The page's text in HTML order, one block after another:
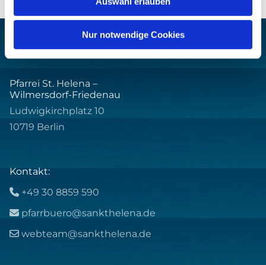
Nur notwendige Cookies
Pfarrei St. Helena –
Wilmersdorf-Friedenau
Ludwigkirchplatz 10
10719 Berlin
Kontakt:
 +49 30 8859 590
 pfarrbuero@sankthelena.de
 webteam@sankthelena.de